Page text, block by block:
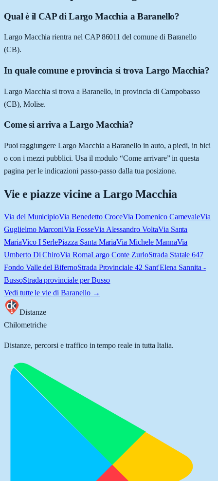
Qual è il CAP di Largo Macchia a Baranello?
Largo Macchia rientra nel CAP 86011 del comune di Baranello
(CB).
In quale comune e provincia si trova Largo Macchia?
Largo Macchia si trova a Baranello, in provincia di Campobasso
(CB), Molise.
Come si arriva a Largo Macchia?
Puoi raggiungere Largo Macchia a Baranello in auto, a piedi, in bici
o con i mezzi pubblici. Usa il modulo “Come arrivare” in questa
pagina per le indicazioni passo-passo dalla tua posizione.
Vie e piazze vicine a Largo Macchia
Via del MunicipioVia Benedetto CroceVia Domenico CarnevaleVia
Guglielmo MarconiVia FosseVia Alessandro VoltaVia Santa
MariaVico I SerlePiazza Santa MariaVia Michele MannaVia
Umberto Di ChiroVia RomaLargo Conte ZurloStrada Statale 647
Fondo Valle del BifernoStrada Provinciale 42 Sant'Elena Sannita -
BussoStrada provinciale per Busso
Vedi tutte le vie di Baranello→
Distanze
Chilometriche
Distanze, percorsi e traffico in tempo reale in tutta Italia.